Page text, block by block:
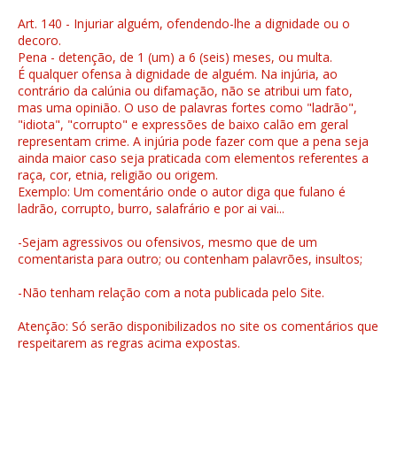
Art. 140 - Injuriar alguém, ofendendo-lhe a dignidade ou o
decoro.
Pena - detenção, de 1 (um) a 6 (seis) meses, ou multa.
É qualquer ofensa à dignidade de alguém. Na injúria, ao
contrário da calúnia ou difamação, não se atribui um fato,
mas uma opinião. O uso de palavras fortes como "ladrão",
"idiota", "corrupto" e expressões de baixo calão em geral
representam crime. A injúria pode fazer com que a pena seja
ainda maior caso seja praticada com elementos referentes a
raça, cor, etnia, religião ou origem.
Exemplo: Um comentário onde o autor diga que fulano é
ladrão, corrupto, burro, salafrário e por ai vai...
-Sejam agressivos ou ofensivos, mesmo que de um
comentarista para outro; ou contenham palavrões, insultos;
-Não tenham relação com a nota publicada pelo Site.
Atenção: Só serão disponibilizados no site os comentários que
respeitarem as regras acima expostas.